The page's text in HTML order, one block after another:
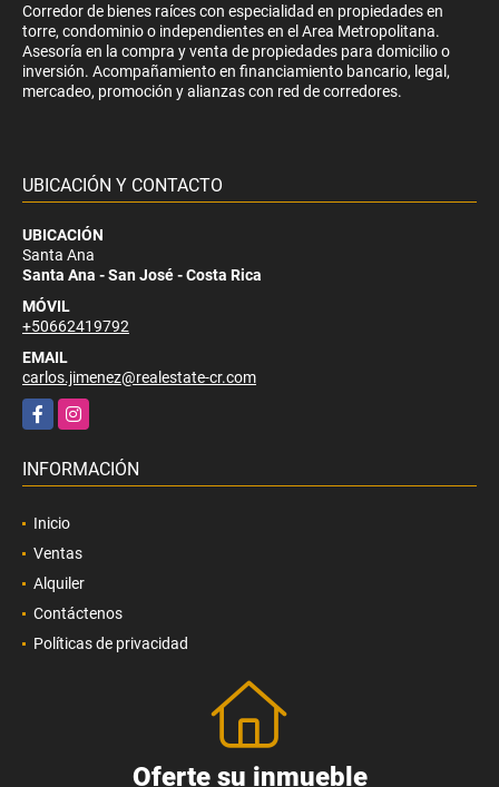
Corredor de bienes raíces con especialidad en propiedades en
torre, condominio o independientes en el Area Metropolitana.
Asesoría en la compra y venta de propiedades para domicilio o
inversión. Acompañamiento en financiamiento bancario, legal,
mercadeo, promoción y alianzas con red de corredores.
UBICACIÓN Y CONTACTO
UBICACIÓN
Santa Ana
Santa Ana - San José - Costa Rica
MÓVIL
+50662419792
EMAIL
carlos.jimenez@realestate-cr.com
FacebookInstagram
INFORMACIÓN
Inicio
Ventas
Alquiler
Contáctenos
Políticas de privacidad
Oferte su inmueble